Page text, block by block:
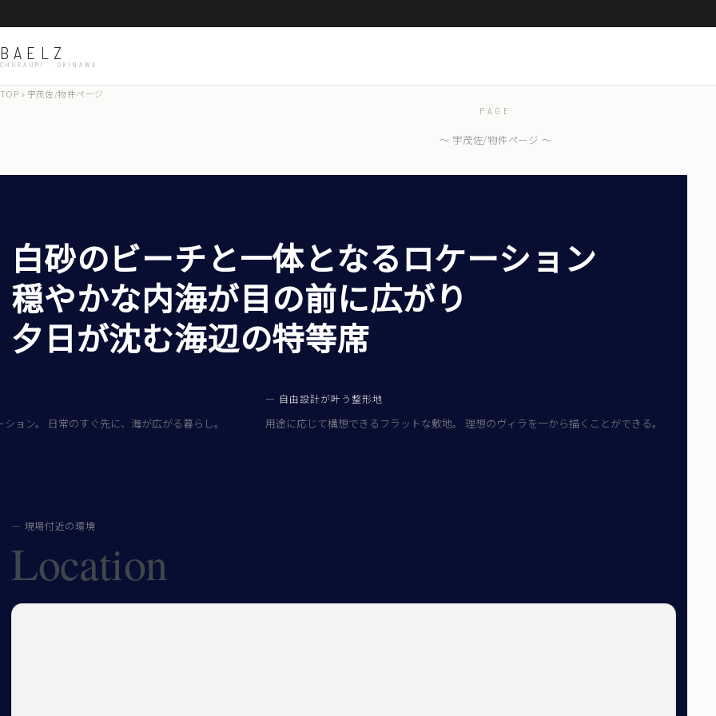
BAELZ
CHURAUMI · OKINAWA
TOP » 宇茂佐/物件ページ
PAGE
〜 宇茂佐/物件ページ 〜
白砂のビーチと一体となるロケーション
穏やかな内海が目の前に広がり
夕日が沈む海辺の特等席
ョン。 日常のすぐ先に、海が広がる暮らし。
— 自由設計が叶う整形地
用途に応じて構想できるフラットな敷地。 理想のヴィラを一から描くことができる。
— 現場付近の環境
Location